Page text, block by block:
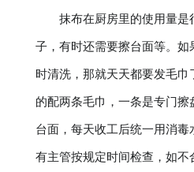
抹布在厨房里的使用量是
子，有时还需要擦台面等。如
时清洗，那就天天都要发毛
的配两条毛巾，一条是专门擦
台面，每天收工后统一用消毒
有主管按规定时间检查，如不